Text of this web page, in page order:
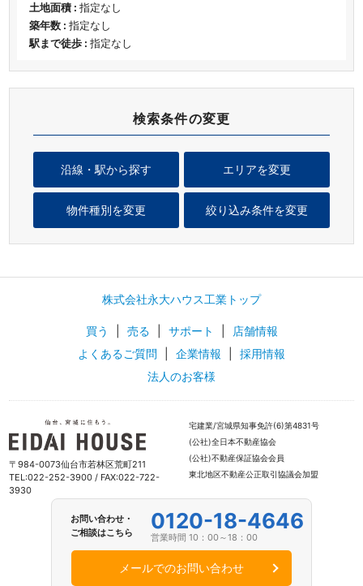
検索条件の変更
エリアを変更
沿線・駅から探す
物件種別を変更 絞り込み条件を変更
土地面積 : 指定なし
築年数 : 指定なし
駅まで徒歩 : 指定なし
株式会社永大ハウス工業トップ
買う 売る サポート
店舗情報
よくあるご質問
企業情報
採用情報
法人のお客様
〒984-0073仙台市若林区荒町211
TEL:022-252-3900 / FAX:022-722-
3930
宅建業/宮城県知事免許(6)第4831号
(公社)全日本不動産協会
(公社)不動産保証協会会員
東北地区不動産公正取引協議会加盟
お問い合わせ・
ご相談はこちら
0120-18-4646
営業時間 10：00～18：00
メールでのお問い合わせ